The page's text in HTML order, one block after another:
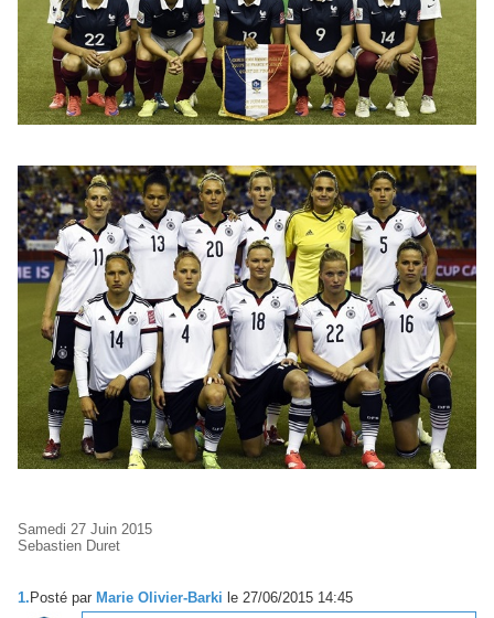
Samedi 27 Juin 2015
Sebastien Duret
1. Posté par Marie Olivier-Barki le 27/06/2015 14:45